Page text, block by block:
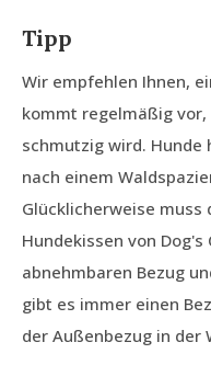
Tipp
Wir empfehlen Ihnen,
kommt regelmäßig
schmutzig wird. Hunde
nach einem
Glücklicherweise muss
Hundekissen von
abnehmbaren Bezug
gibt es immer einen
der Außenbezug in der